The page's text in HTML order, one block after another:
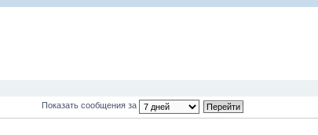
Показать сообщения за